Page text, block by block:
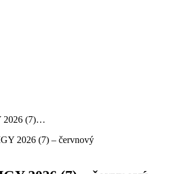
2026 (7)…
2026 (7) – červnový